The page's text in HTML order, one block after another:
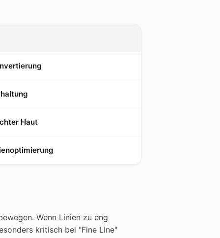
Haut
Wenn Linien zu eng
kritisch bei "Fine Line"